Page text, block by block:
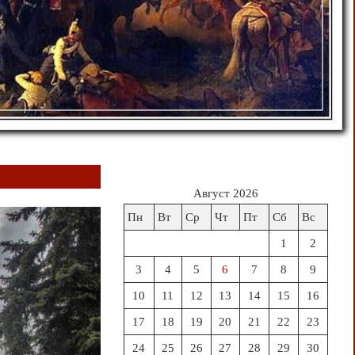
Август 2026
Пн
Вт Ср Чт Пт Сб Вс
1 2
3 4 5 6 7 8 9
10 11 12 13 14 15 16
17 18 19 20 21 22 23
24 25 26 27 28 29 30